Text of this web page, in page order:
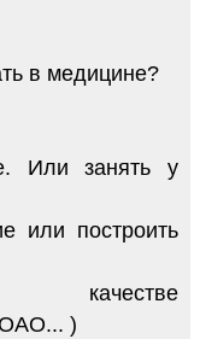
в медицине?
Или занять у
или построить
в качестве
)